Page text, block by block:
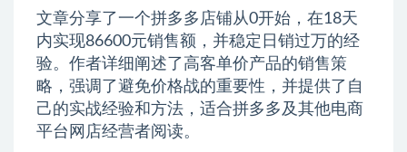
文章分享了一个拼多多店铺从0开始，在18天
内实现86600元销售额，并稳定日销过万的经
验。作者详细阐述了高客单价产品的销售策
略，强调了避免价格战的重要性，并提供了自
己的实战经验和方法，适合拼多多及其他电商
平台网店经营者阅读。